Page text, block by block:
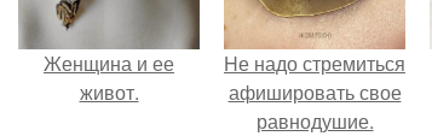
Женщина и ее
живот.
Hе надо стремиться
афишировать свое
равнодушие.